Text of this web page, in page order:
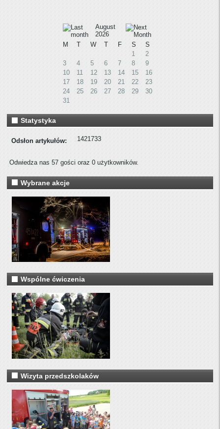
August
2026
M
T W T F S
S
1
2
3
4 5 6 7 8
9
10
11 12 13 14 15
16
17
18 19 20 21 22
23
24
25 26 27 28 29
30
31
Statystyka
Odsłon artykułów: 1421733
Odwiedza nas 57 gości oraz 0 użytkowników.
Wybrane akcje
Wspólne ćwiczenia
Wizyta przedszkolaków